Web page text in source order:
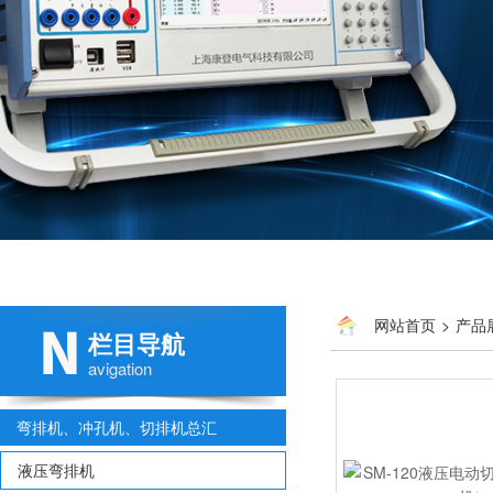
栏目导航
avigation
弯排机、冲孔机、切排机总汇
液压弯排机
网站首页 > 产品